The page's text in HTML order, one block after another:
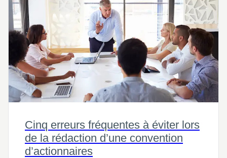
Cinq erreurs fréquentes à éviter lors
de la rédaction d’une convention
d’actionnaires